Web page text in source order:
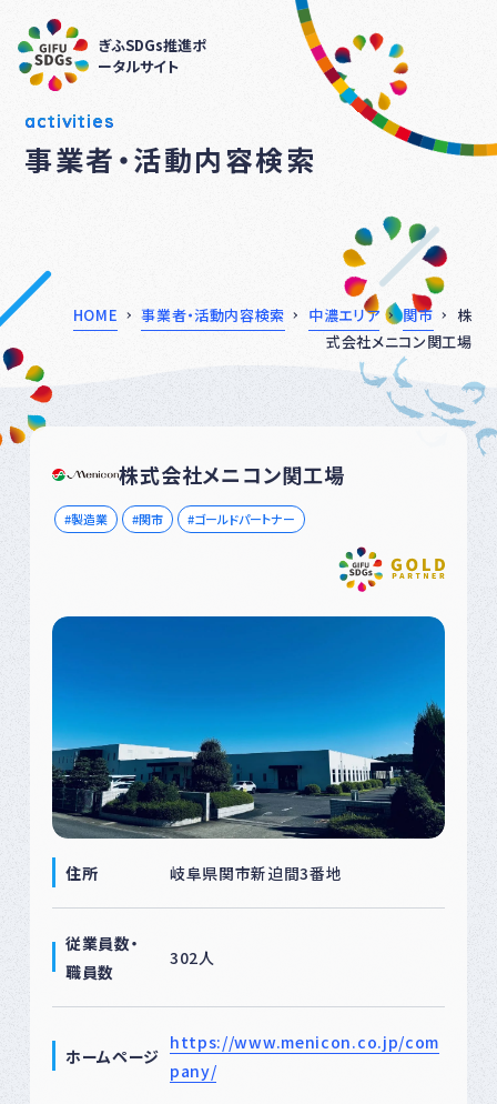
ぎふSDGs推進ポ
ータルサイト
activities
事業者・活動内容検索
HOME 事業者・活動内容検索 中濃エリア 関市
株
式会社メニコン関工場
株式会社メニコン関工場
製造業 関市 ゴールドパートナー
住所 岐阜県関市新迫間3番地
従業員数・
職員数
302人
ホームページ
https://www.menicon.co.jp/com
pany/